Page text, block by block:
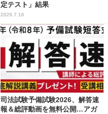
定テスト」結果
2026.7.16
司法試験予備試験2026、解答速
報＆総評動画を無料公開…アガ